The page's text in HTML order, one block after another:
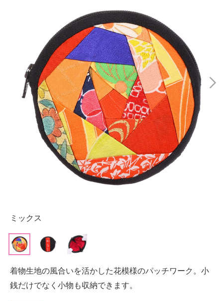
ミックス
着物生地の風合いを活かした花模様のパッチワーク。小
銭だけでなく小物も収納できます。